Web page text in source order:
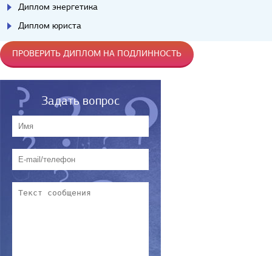
Диплом энергетика
Диплом юриста
ПРОВЕРИТЬ ДИПЛОМ НА ПОДЛИННОСТЬ
Задать вопрос